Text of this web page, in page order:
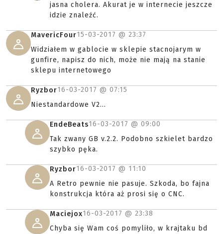
jasna cholera. Akurat je w internecie jeszcze
idzie znaleźć.
MavericFour15-03-2017 @ 23:37
Widziałem w gablocie w sklepie stacnojarym w
gunfire, napisz do nich, może nie mają na stanie
sklepu internetowego
Ryzbor16-03-2017 @ 07:15
Niestandardowe V2...
EndeBeats16-03-2017 @ 09:00
Tak zwany GB v.2.2. Podobno szkielet bardzo
szybko pęka.
Ryzbor16-03-2017 @ 11:10
A Retro pewnie nie pasuje. Szkoda, bo fajna
konstrukcja która aż prosi się o CNC.
Maciejox16-03-2017 @ 23:38
Chyba się Wam coś pomyliło, w krajtaku bd